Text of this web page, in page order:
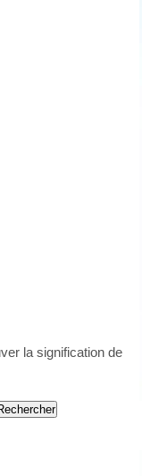
la signification de